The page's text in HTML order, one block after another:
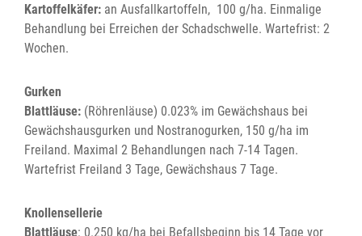
Kartoffelkäfer: an Ausfallkartoffeln, 100 g/ha. Einmalige
Behandlung bei Erreichen der Schadschwelle. Wartefrist: 2
Wochen.
Gurken
Blattläuse: (Röhrenläuse) 0.023% im Gewächshaus bei
Gewächshausgurken und Nostranogurken, 150 g/ha im
Freiland. Maximal 2 Behandlungen nach 7-14 Tagen.
Wartefrist Freiland 3 Tage, Gewächshaus 7 Tage.
Knollensellerie
Blattläuse: 0.250 kg/ha bei Befallsbeginn bis 14 Tage vor